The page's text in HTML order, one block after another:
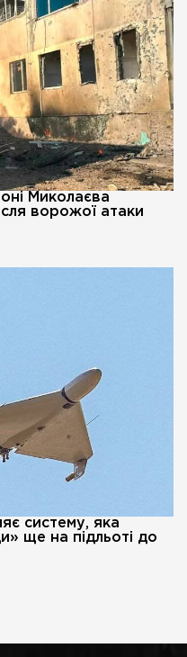
Миколаєва
ворожої атаки
систему, яка
ще на підльоті до